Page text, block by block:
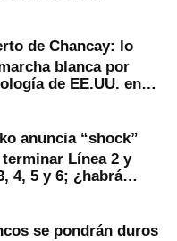
de Chancay: lo
blanca por
de EE.UU. en
anuncia “shock”
Línea 2 y
4, 5 y 6; ¿habrá
se pondrán duros